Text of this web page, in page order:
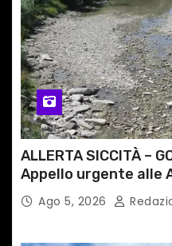
ALLERTA SICCITÀ –
Appello urgente alle
Ago 5, 2026